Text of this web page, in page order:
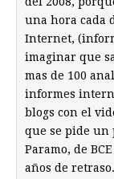
una hora cada
Internet,
imaginar que
mas de 100
informes
blogs con el
que se pide un
Paramo, de
años de